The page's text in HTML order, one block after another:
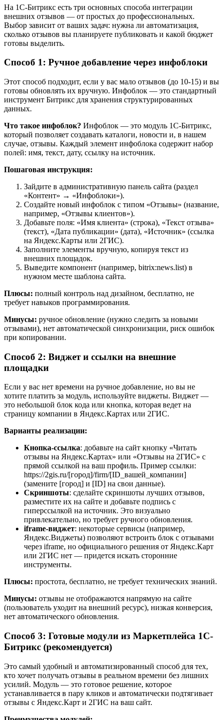
На 1С-Битрикс есть три основных способа интеграции
внешних отзывов — от простых до профессиональных.
Выбор зависит от ваших задач: нужна ли автоматизация,
сколько отзывов вы планируете публиковать и какой бюджет
готовы выделить.
Способ 1: Ручное добавление через инфоблоки
Этот способ подходит, если у вас мало отзывов (до 10-15) и вы
готовы обновлять их вручную. Инфоблок — это стандартный
инструмент Битрикс для хранения структурированных
данных.
Что такое инфоблок? Инфоблок — это модуль 1С-Битрикс,
который позволяет создавать каталоги, новости и, в нашем
случае, отзывы. Каждый элемент инфоблока содержит набор
полей: имя, текст, дату, ссылку на источник.
Пошаговая инструкция:
Зайдите в административную панель сайта (раздел
«Контент» → «Инфоблоки»).
Создайте новый инфоблок с типом «Отзывы» (название,
например, «Отзывы клиентов»).
Добавьте поля: «Имя клиента» (строка), «Текст отзыва»
(текст), «Дата публикации» (дата), «Источник» (ссылка
на Яндекс.Карты или 2ГИС).
Заполните элементы вручную, копируя текст из
внешних площадок.
Выведите компонент (например, bitrix:news.list) в
нужном месте шаблона сайта.
Плюсы: полный контроль над дизайном, бесплатно, не
требует навыков программирования.
Минусы: ручное обновление (нужно следить за новыми
отзывами), нет автоматической синхронизации, риск ошибок
при копировании.
Способ 2: Виджет и ссылки на внешние
площадки
Если у вас нет времени на ручное добавление, но вы не
хотите платить за модуль, используйте виджеты. Виджет —
это небольшой блок кода или кнопка, которая ведет на
страницу компании в Яндекс.Картах или 2ГИС.
Варианты реализации:
Кнопка-ссылка: добавьте на сайт кнопку «Читать
отзывы на Яндекс.Картах» или «Отзывы на 2ГИС» с
прямой ссылкой на ваш профиль. Пример ссылки:
https://2gis.ru/[город]/firm/[ID_вашей_компании]
(замените [город] и [ID] на свои данные).
Скриншоты: сделайте скриншоты лучших отзывов,
разместите их на сайте и добавьте подпись с
гиперссылкой на источник. Это визуально
привлекательно, но требует ручного обновления.
iframe-виджет: некоторые сервисы (например,
Яндекс.Виджеты) позволяют встроить блок с отзывами
через iframe, но официального решения от Яндекс.Карт
или 2ГИС нет — придется искать сторонние
инструменты.
Плюсы: простота, бесплатно, не требует технических знаний.
Минусы: отзывы не отображаются напрямую на сайте
(пользователь уходит на внешний ресурс), низкая конверсия,
нет автоматического обновления.
Способ 3: Готовые модули из Маркетплейса 1С-
Битрикс (рекомендуется)
Это самый удобный и автоматизированный способ для тех,
кто хочет получать отзывы в реальном времени без лишних
усилий. Модуль — это готовое решение, которое
устанавливается в пару кликов и автоматически подтягивает
отзывы с Яндекс.Карт и 2ГИС на ваш сайт.